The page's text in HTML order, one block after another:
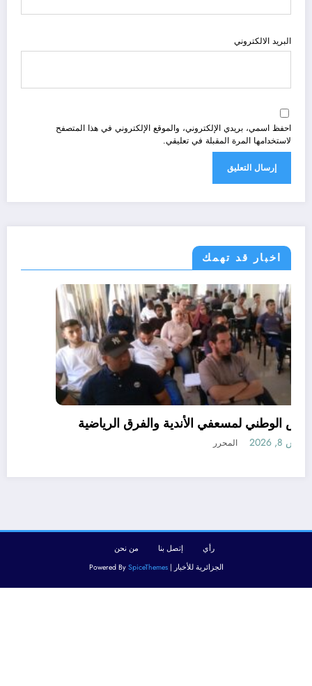
البريد الالكتروني
احفظ اسمي، بريدي الإلكتروني، والموقع الإلكتروني في هذا المتصفح
لاستخدامها المرة المقبلة في تعليقي.
اخبار قد تهمك
رياضة
التربص الوطني لمسعفي الأندية والفرق الرياضية
أغسطس 8, 2026
رأي إتصل بنا
من نحن
الجزائرية للأخبار | Powered BySpiceThemes